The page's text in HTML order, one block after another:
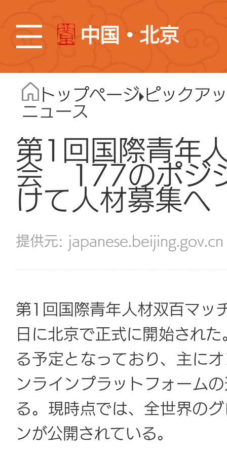
中国・北京
トップページ ピックア
ニュース
第1回国際青年
会 177のポジ
けて人材募集へ
japanese.beijing.gov.cn
第1回国際青年人材双百マ
日に北京で正式に開始され
る予定となっており、主に
ンラインプラットフォーム
る。現時点では、全世界の
ンが公開されている。